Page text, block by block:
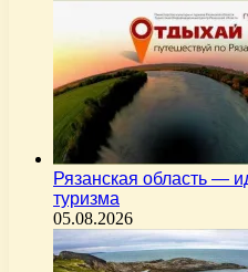
Рязанская область —
туризма
05.08.2026